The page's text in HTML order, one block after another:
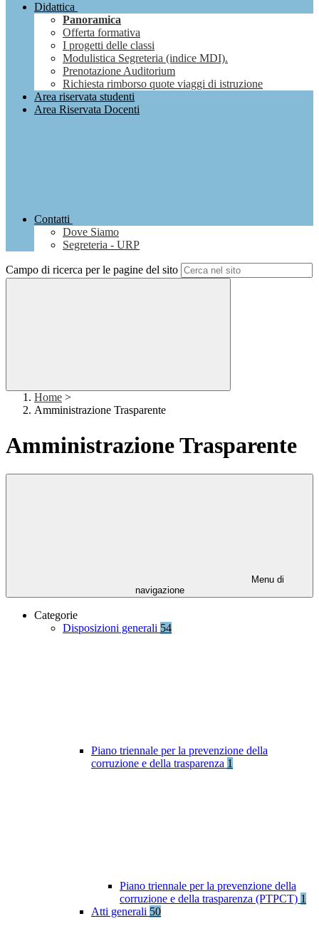
Didattica
Panoramica
Offerta formativa
I progetti delle classi
Modulistica Segreteria (indice MDI).
Prenotazione Auditorium
Richiesta rimborso quote viaggi di istruzione
Area riservata studenti
Area Riservata Docenti
Contatti
Dove Siamo
Segreteria - URP
Campo di ricerca per le pagine del sito
Home >
Amministrazione Trasparente
Amministrazione Trasparente
Menu di
navigazione
Categorie
Disposizioni generali 54
Piano triennale per la prevenzione della
corruzione e della trasparenza 1
Piano triennale per la prevenzione della
corruzione e della trasparenza (PTPCT) 1
Atti generali 50